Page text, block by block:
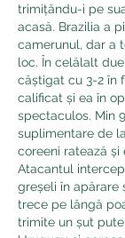
trimițându-i pe
acasă. Brazilia a
camerunul, dar a
loc. În celălalt
câștigat cu 3-2 în
calificat și ea în
spectaculos. Min
suplimentare de
coreeni ratează și
Atacantul
greșeli în apărare
trece pe lângă
trimite un șut